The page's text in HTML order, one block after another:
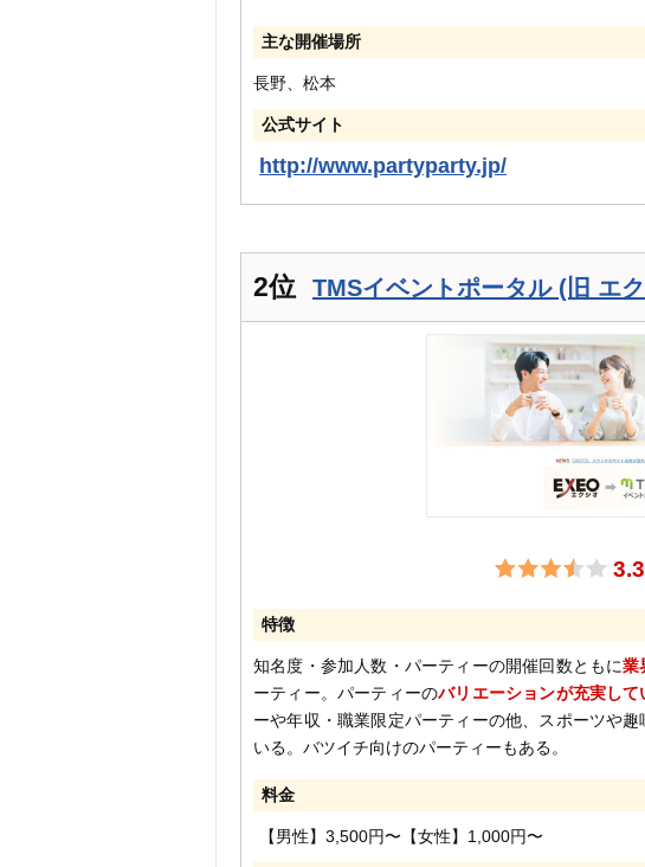
主な開催場所
長野、松本
公式サイト
http://www.partyparty.jp/
2位 TMSイベントポータル (旧 エ
特徴
知名度・参加人数・パーティーの開催回数ともに業
ーティー。パーティーのバリエーションが充実して
ーや年収・職業限定パーティーの他、スポーツや
いる。バツイチ向けのパーティーもある。
料金
【男性】3,500円〜【女性】1,000円〜